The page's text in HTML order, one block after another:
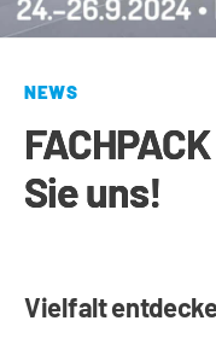
NEWS
Sie uns!
Vielfalt